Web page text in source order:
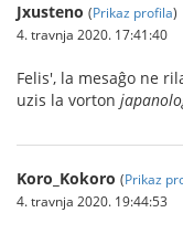
Jxusteno (Prikaz profila)
4. travnja 2020. 17:41:40
Felis', la mesaĝo ne
uzis la vorton
Koro_Kokoro (Prikaz
4. travnja 2020. 19:44:53